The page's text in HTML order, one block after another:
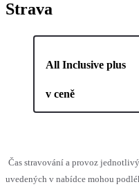
Strava
All Inclusive plus
v ceně
Čas stravování a provoz
uvedených v nabídce mohou